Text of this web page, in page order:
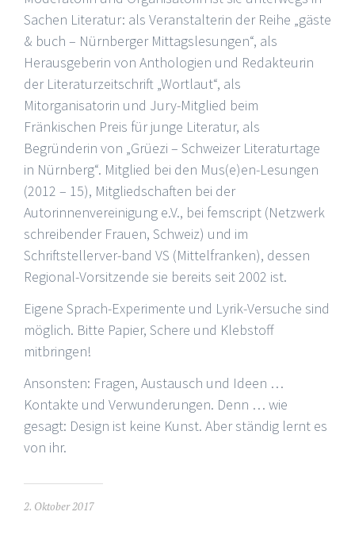
Sachen Literatur: als Veranstalterin der Reihe „gäste
& buch – Nürnberger Mittagslesungen“, als
Herausgeberin von Anthologien und Redakteurin
der Literaturzeitschrift „Wortlaut“, als
Mitorganisatorin und Jury-Mitglied beim
Fränkischen Preis für junge Literatur, als
Begründerin von „Grüezi – Schweizer Literaturtage
in Nürnberg“. Mitglied bei den Mus(e)en-Lesungen
(2012 – 15), Mitgliedschaften bei der
Autorinnenvereinigung e.V., bei femscript (Netzwerk
schreibender Frauen, Schweiz) und im
Schriftstellerver-band VS (Mittelfranken), dessen
Regional-Vorsitzende sie bereits seit 2002 ist.
Eigene Sprach-Experimente und Lyrik-Versuche sind
möglich. Bitte Papier, Schere und Klebstoff
mitbringen!
Ansonsten: Fragen, Austausch und Ideen …
Kontakte und Verwunderungen. Denn … wie
gesagt: Design ist keine Kunst. Aber ständig lernt es
von ihr.
2. Oktober 2017